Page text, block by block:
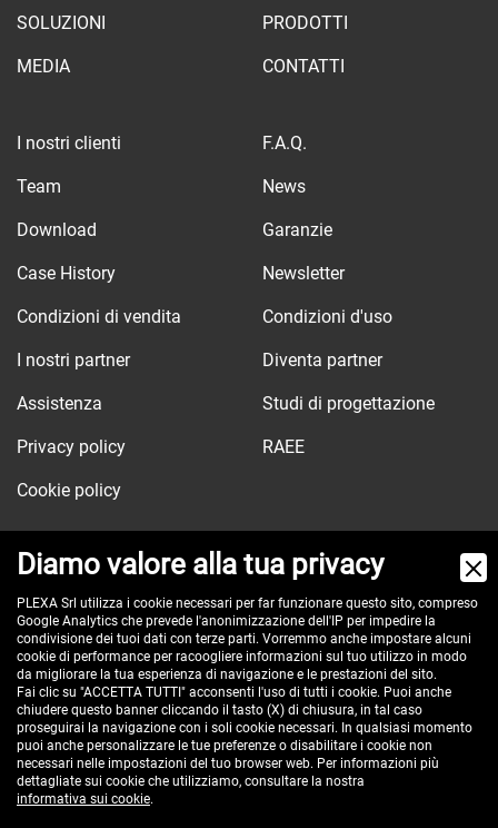
Via dell'Orologio, 103
40037 Sasso Marconi (BO) - ITALY
Tel:+390516517911
Pec:plexa@pec.it
VAT id: IT00582201208
Reg. Imp. BO e C.F. 02485560375
REA 296635 - cap. soc. € 100.000 i.v.
SOLUZIONI PRODOTTI
MEDIA CONTATTI
I nostri clienti F.A.Q.
Team News
Download Garanzie
Case History Newsletter
Condizioni di vendita Condizioni d'uso
I nostri partner Diventa partner
Assistenza Studi di progettazione
Privacy policy RAEE
Cookie policy
Diamo valore alla tua privacy
PLEXA Srl utilizza i cookie necessari per far funzionare questo sito, compreso
Google Analytics che prevede l'anonimizzazione dell'IP per impedire la
condivisione dei tuoi dati con terze parti. Vorremmo anche impostare alcuni
cookie di performance per racoogliere informazioni sul tuo utilizzo in modo
da migliorare la tua esperienza di navigazione e le prestazioni del sito.
Fai clic su "ACCETTA TUTTI" acconsenti l'uso di tutti i cookie. Puoi anche
chiudere questo banner cliccando il tasto (X) di chiusura, in tal caso
proseguirai la navigazione con i soli cookie necessari. In qualsiasi momento
puoi anche personalizzare le tue preferenze o disabilitare i cookie non
necessari nelle impostazioni del tuo browser web. Per informazioni più
dettagliate sui cookie che utilizziamo, consultare la nostra
informativa sui cookie.